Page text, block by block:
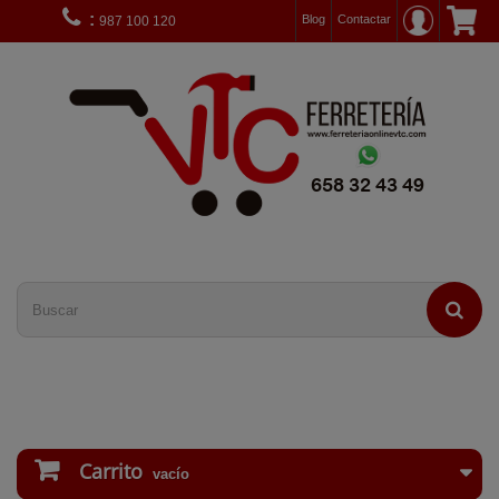
Contactar
: 987 100 120 Blog
Carrito vacío